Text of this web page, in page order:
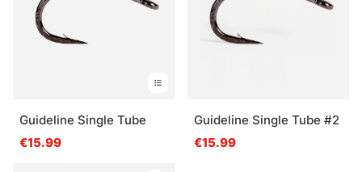
Guideline Single Tube
€15.99
Guideline Single Tube #2
€15.99